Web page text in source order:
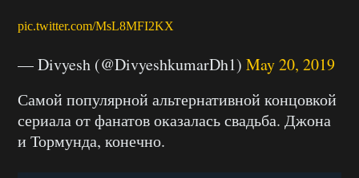
pic.twitter.com/MsL8MFI2KX
— Divyesh (@DivyeshkumarDh1) May 20, 2019
Самой популярной альтернативной концовкой
сериала от фанатов оказалась свадьба. Джона
и Тормунда, конечно.